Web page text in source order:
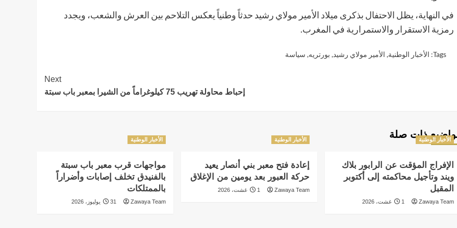
في النهاية، يظل الاحتفال بذكرى ميلاد الأمير مولاي رشيد حدثاً وطنياً يعكس التلاحم بين العرش والشعب، ويجدد
رمزية الاستقرار والاستمرارية في المغرب.
Tags: الأخبار الوطنية, الأمير مولاي رشيد, بورتريه, سياسة
Next
إحباط محاولة تهريب 75 كيلوغراماً من الشيرا بمعبر باب سبتة
ذات صلةالأخبار الوطنية
الإفراج المؤقت عن الرابور بلاك
ويند وتأجيل محاكمته إلى أكتوبر
المقبل
Zawaya Team 1 غشت، 2026
الأخبار الوطنية
إعادة فتح معبر بني أنصار يعيد
حركة العبور بعد يومين من الإغلاق
Zawaya Team 1 غشت، 2026
الأخبار الوطنية
مواجهات قرب معبر باب سبتة
بالفنيدق تخلف إصابات وأضراراً
بالممتلكات
Zawaya Team 31 يوليوز، 2026